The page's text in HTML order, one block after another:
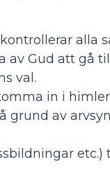
alla
av Gud att gå
val.
in i
grund av